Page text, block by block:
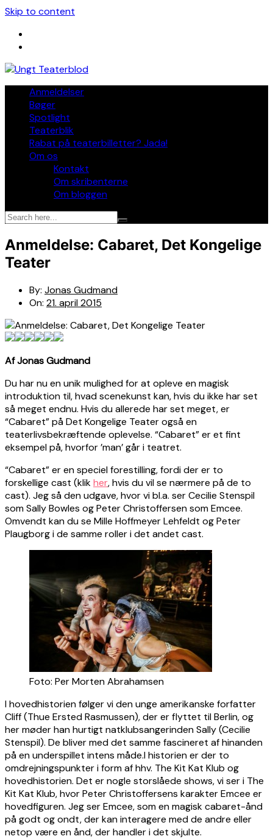
Skip to content
Anmeldelser
Bøger
Spotlight
Teaterblik
Rabat på teaterbilletter? Jada!
Om os
Kontakt
Om skribenterne
Om bloggen
Anmeldelse: Cabaret, Det Kongelige
Teater
By: Jonas Gudmand
On: 21. april 2015
Af Jonas Gudmand
Du har nu en unik mulighed for at opleve en magisk
introduktion til, hvad scenekunst kan, hvis du ikke har set
så meget endnu. Hvis du allerede har set meget, er
“Cabaret” på Det Kongelige Teater også en
teaterlivsbekræftende oplevelse. “Cabaret” er et fint
eksempel på, hvorfor ’man’ går i teatret.
“Cabaret” er en speciel forestilling, fordi der er to
forskellige cast (klikher, hvis du vil se nærmere på de to
cast). Jeg så den udgave, hvor vi bl.a. ser Cecilie Stenspil
som Sally Bowles og Peter Christoffersen som Emcee.
Omvendt kan du se Mille Hoffmeyer Lehfeldt og Peter
Plaugborg i de samme roller i det andet cast.
Foto: Per Morten Abrahamsen
I hovedhistorien følger vi den unge amerikanske forfatter
Cliff (Thue Ersted Rasmussen), der er flyttet til Berlin, og
her møder han hurtigt natklubsangerinden Sally (Cecilie
Stenspil). De bliver med det samme fascineret af hinanden
på en underspillet intens måde.I historien er der to
omdrejningspunkter i form af hhv. The Kit Kat Klub og
hovedhistorien. Det er nogle storslåede shows, vi ser i The
Kit Kat Klub, hvor Peter Christoffersens karakter Emcee er
hovedfiguren. Jeg ser Emcee, som en magisk cabaret-ånd
på godt og ondt, der kan interagere med de andre eller
netop være en ånd, der handler i det skjulte.